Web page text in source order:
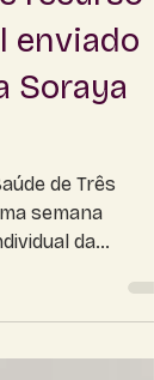
recurso
Soraya
semana
da
(PSL/MS)